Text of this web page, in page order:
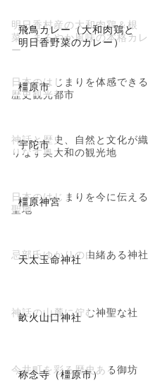
飛鳥カレー（大和肉鶏と
明日香野菜のカレー）
明日香村産の大和肉鶏＆根
菜、まろやか風味の本格カレ
ー
橿原市
日本のはじまりを体感できる
歴史観光都市
宇陀市
神話と歴史、自然と文化が織
りなす奥大和の観光地
橿原神宮
日本のはじまりを今に伝える
聖地
天太玉命神社
忌部氏ゆかりの由緒ある神社
畝火山口神社
神話の山麓に佇む神聖な社
称念寺（橿原市）
今井町を彩る歴史ある御坊